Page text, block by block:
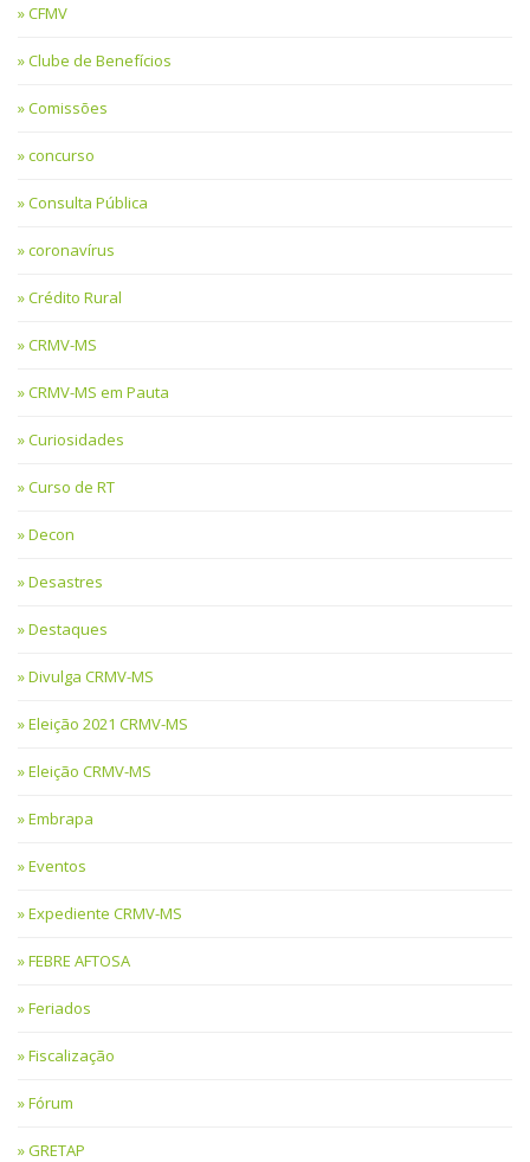
CFMV
Clube de Benefícios
Comissões
concurso
Consulta Pública
coronavírus
Crédito Rural
CRMV-MS
CRMV-MS em Pauta
Curiosidades
Curso de RT
Decon
Desastres
Destaques
Divulga CRMV-MS
Eleição 2021 CRMV-MS
Eleição CRMV-MS
Embrapa
Eventos
Expediente CRMV-MS
FEBRE AFTOSA
Feriados
Fiscalização
Fórum
GRETAP